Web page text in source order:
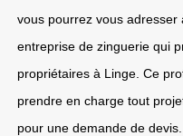
vous pourrez vous adresser
entreprise de zinguerie qui
propriétaires à Linge. Ce
prendre en charge tout
pour une demande de devis.